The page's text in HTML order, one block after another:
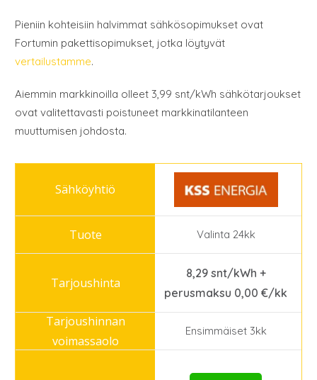
Pieniin kohteisiin halvimmat sähkösopimukset ovat
Fortumin pakettisopimukset, jotka löytyvät
vertailustamme.
Aiemmin markkinoilla olleet 3,99 snt/kWh sähkötarjoukset
ovat valitettavasti poistuneet markkinatilanteen
muuttumisen johdosta.
Valinta 24kk
8,29 snt/kWh +
perusmaksu 0,00 €/kk
Ensimmäiset 3kk